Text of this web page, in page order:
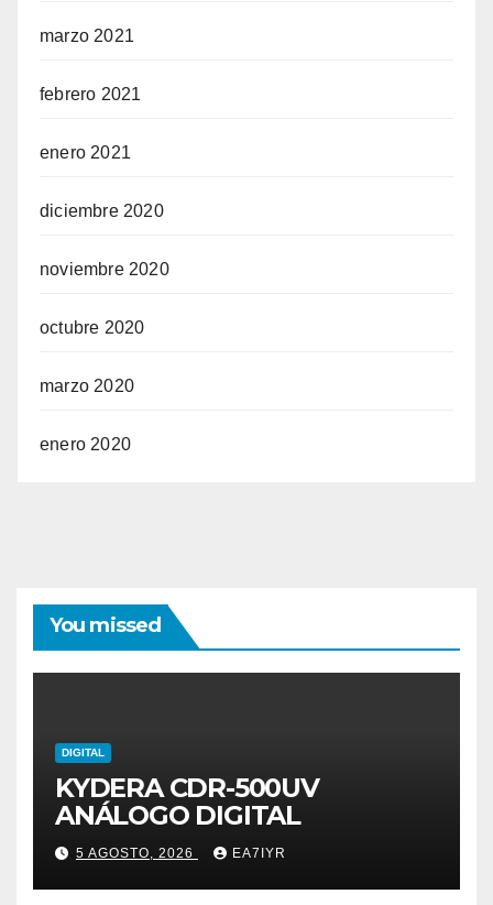
marzo 2021
febrero 2021
enero 2021
diciembre 2020
noviembre 2020
octubre 2020
marzo 2020
enero 2020
You missed
DIGITAL
KYDERA CDR-500UV
ANÁLOGO DIGITAL
5 AGOSTO, 2026 EA7IYR